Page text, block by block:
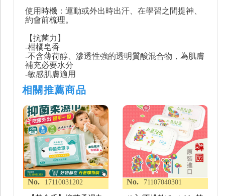
使用時機：運動或外出時出汗、在學習之間提神、
約會前梳理。
【抗菌力】
-柑橘皂香
-不含薄荷醇、滲透性強的透明質酸混合物，為肌膚
補充必要水分
-敏感肌膚適用
相關推薦商品
No. 17110031202 No. 71107040301